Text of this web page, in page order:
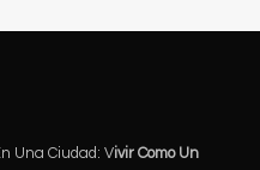
Una Ciudad: Vivir Como Un